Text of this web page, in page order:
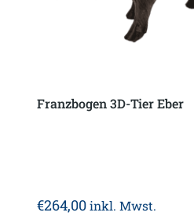
Franzbogen 3D-Tier Eber
€264,00 inkl. Mwst.